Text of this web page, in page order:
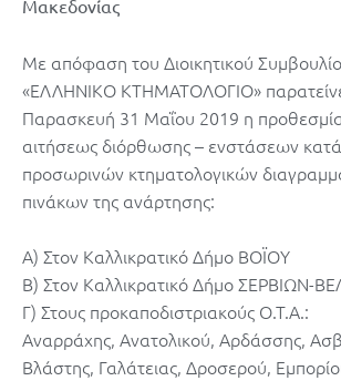
Μακεδονίας
Με απόφαση του Διοικητικού
«ΕΛΛΗΝΙΚΟ ΚΤΗΜΑΤΟΛΟΓΙΟ»
Παρασκευή 31 Μαΐου 2019 η
αιτήσεως διόρθωσης – ενστάσεων
προσωρινών κτηματολογικών
πινάκων της ανάρτησης:
Α) Στον Καλλικρατικό Δήμο ΒΟΪΟΥ
Β) Στον Καλλικρατικό Δήμο ΣΕΡΒΙΩΝ-
Γ) Στους προκαποδιστριακούς O.T.A.:
Αναρράχης, Ανατολικού, Αρδάσσης,
Βλάστης, Γαλάτειας, Δροσερού,